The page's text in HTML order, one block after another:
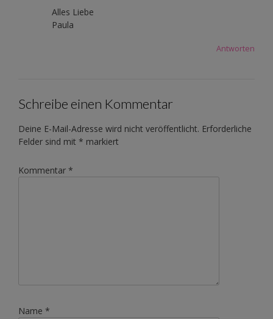
Alles Liebe
Paula
Antworten
Schreibe einen Kommentar
Deine E-Mail-Adresse wird nicht veröffentlicht. Erforderliche
Felder sind mit * markiert
Kommentar *
Name *